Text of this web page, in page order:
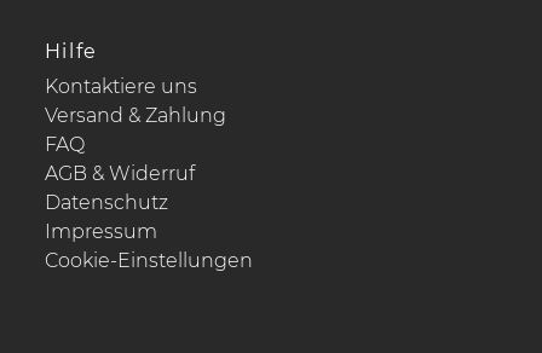
Hilfe
Kontaktiere uns
Versand & Zahlung
FAQ
AGB & Widerruf
Datenschutz
Impressum
Cookie-Einstellungen